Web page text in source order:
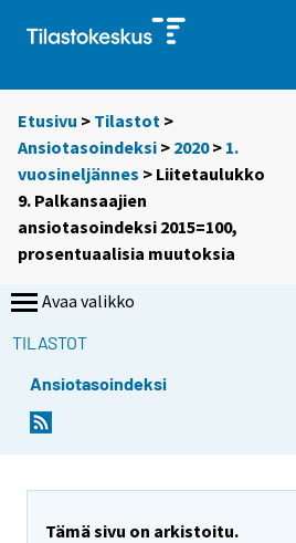
Etusivu > Tilastot >
Ansiotasoindeksi > 2020> 1.
vuosineljännes > Liitetaulukko
9. Palkansaajien
ansiotasoindeksi 2015=100,
prosentuaalisia muutoksia
Avaa valikko
TILASTOT
Ansiotasoindeksi
Tämä sivu on arkistoitu.